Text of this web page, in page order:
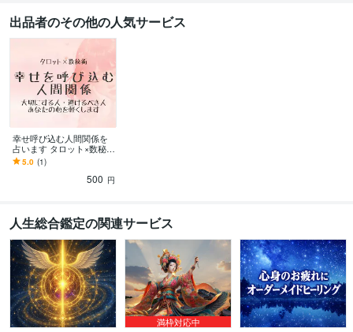
出品者のその他の人気サービス
幸せ呼び込む人間関係を
占います タロット×数秘で
見極める⭐︎大切にする人・
避けるべき人⭐︎
5.0 (1)
500 円
人生総合鑑定の関連サービス
満枠対応中